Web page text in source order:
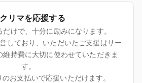
リマを応援する
けで、十分に励みになります。
しており、いただいたご支援はサー
維持費に大切に使わせていただきま
す。
お支払いで応援いただけます。